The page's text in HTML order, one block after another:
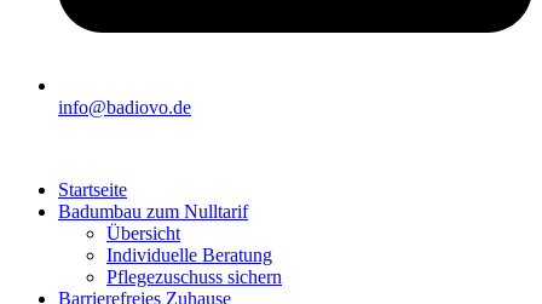
info@badiovo.de
Startseite
Badumbau zum Nulltarif
Übersicht
Individuelle Beratung
Pflegezuschuss sichern
Barrierefreies Zuhause